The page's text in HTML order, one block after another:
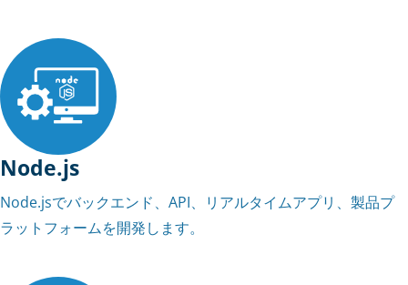
Node.js
Node.jsでバックエンド、API、リアルタイムアプリ、製品プ
ラットフォームを開発します。